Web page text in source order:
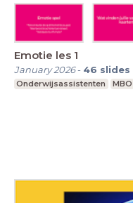
Emotie les 1
January 2026- 46 slides
Onderwijsassistenten MBO